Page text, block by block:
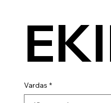
Vardas *